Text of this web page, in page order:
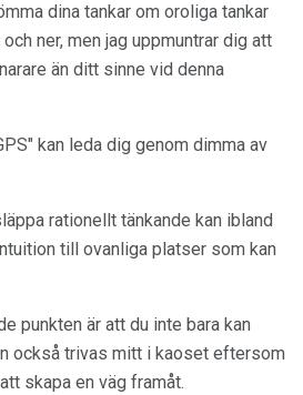
dina tankar om oroliga tankar
ner, men jag uppmuntrar dig att
än ditt sinne vid denna
kan leda dig genom dimma av
rationellt tänkande kan ibland
till ovanliga platser som kan
punkten är att du inte bara kan
också trivas mitt i kaoset eftersom
skapa en väg framåt.